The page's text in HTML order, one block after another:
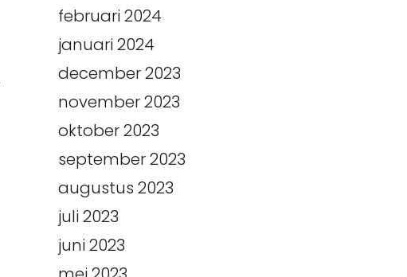
februari 2024
januari 2024
december 2023
november 2023
oktober 2023
september 2023
augustus 2023
juli 2023
juni 2023